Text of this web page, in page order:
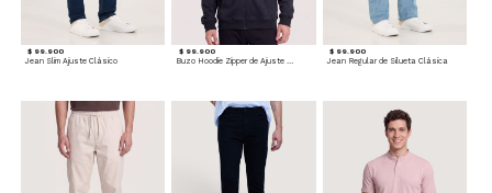
$ 99.900
Jean Slim Ajuste Clásico
$ 99.900
Buzo Hoodie Zipper de Ajuste Cómodo
$ 99.900
Jean Regular de Silueta Clásica